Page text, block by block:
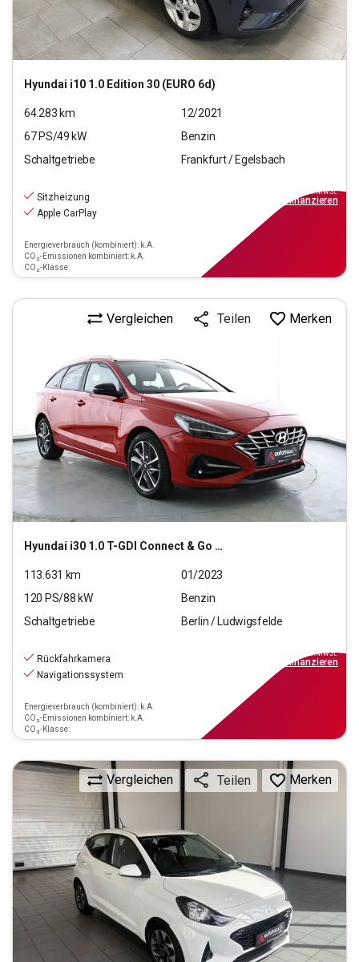
Hyundai i10 1.0 Edition 30 (EURO 6d)
64.283 km
12/2021
67PS/49 kW
Benzin
Schaltgetriebe
Frankfurt / Egelsbach
Sitzheizung
Apple CarPlay
Energieverbrauch (kombiniert): k.A.
CO₂-Emissionen kombiniert: k.A.
CO₂-Klasse:
inkl.MwSt.
finanzieren
Hyundai i30 1.0 T-GDI Connect & Go (EURO 6d)(OPF)
Vergleichen Teilen Merken
113.631 km
01/2023
120 PS/88 kW
Benzin
Schaltgetriebe
Berlin / Ludwigsfelde
Rückfahrkamera
Navigationssystem
Energieverbrauch (kombiniert): k.A.
CO₂-Emissionen kombiniert: k.A.
CO₂-Klasse:
inkl.MwSt.
finanzieren
Vergleichen Teilen Merken